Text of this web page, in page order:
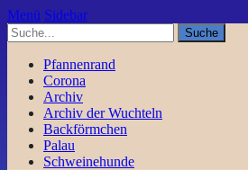
Menü Sidebar
Pfannenrand
Corona
Archiv
Archiv der Wuchteln
Backförmchen
Palau
Schweinehunde